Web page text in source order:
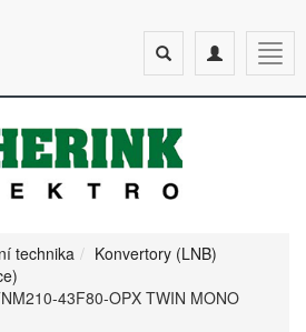
Toggle
navigation
Toggle
search
technika
Konvertory (LNB)
43F80-OPX TWIN MONO